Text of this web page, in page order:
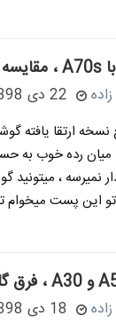
22 دی 1398
رده خوب به
این پست میخوام
18 دی 1398